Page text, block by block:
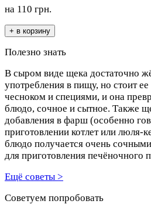
на 110 грн.
Полезно знать
В сыром виде щека достаточно
употребления в пищу, но стоит
чесноком и специями, и она
блюдо, сочное и сытное. Также
добавления в фарш (особенно
приготовлении котлет или люля-
блюдо получается очень
для приготовления печёночного
Ещё советы >
Советуем попробовать